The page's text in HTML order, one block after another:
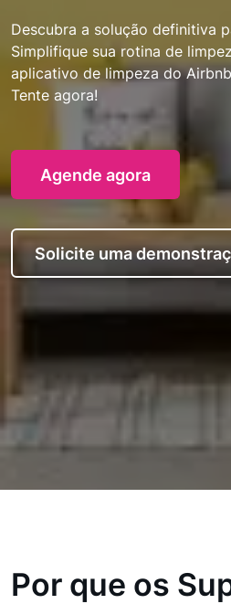
Descubra a solução definitiva
Simplifique sua rotina de
aplicativo de limpeza do
Tente agora!
Agende agora
Solicite uma
Por que os